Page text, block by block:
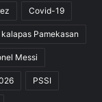
Covid-19
kalapas Pamekasan
Messi
PSSI